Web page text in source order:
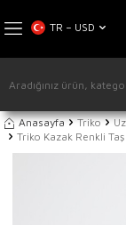
TR − USD
Anasayfa Triko
Triko Kazak Renkli